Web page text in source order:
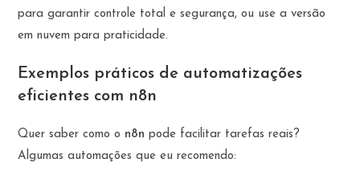
para garantir controle total e segurança, ou use a versão
em nuvem para praticidade.
Exemplos práticos de automatizações
eficientes com n8n
Quer saber como o n8n pode facilitar tarefas reais?
Algumas automações que eu recomendo: